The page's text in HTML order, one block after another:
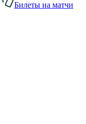
Билеты на матчи